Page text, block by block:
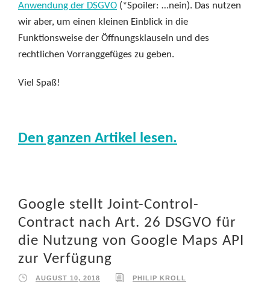
Anwendung der DSGVO (*Spoiler: …nein). Das nutzen
wir aber, um einen kleinen Einblick in die
Funktionsweise der Öffnungsklauseln und des
rechtlichen Vorranggefüges zu geben.
Viel Spaß!
Den ganzen Artikel lesen.
Google stellt Joint-Control-
Contract nach Art. 26 DSGVO für
die Nutzung von Google Maps API
zur Verfügung
AUGUST 10, 2018 PHILIP KROLL